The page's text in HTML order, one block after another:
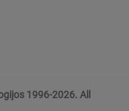
1996-2026. All